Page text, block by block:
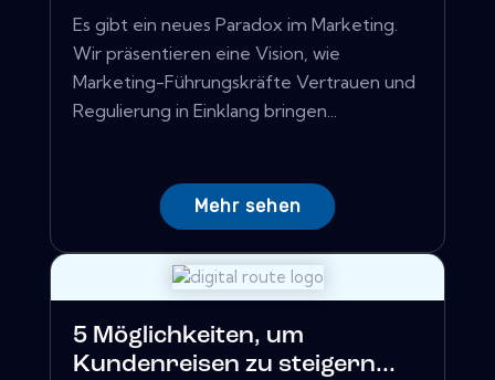
Es gibt ein neues Paradox im Marketing.
Wir präsentieren eine Vision, wie
Marketing-Führungskräfte Vertrauen und
Regulierung in Einklang bringen...
Mehr sehen
5 Möglichkeiten, um
Kundenreisen zu steigern...